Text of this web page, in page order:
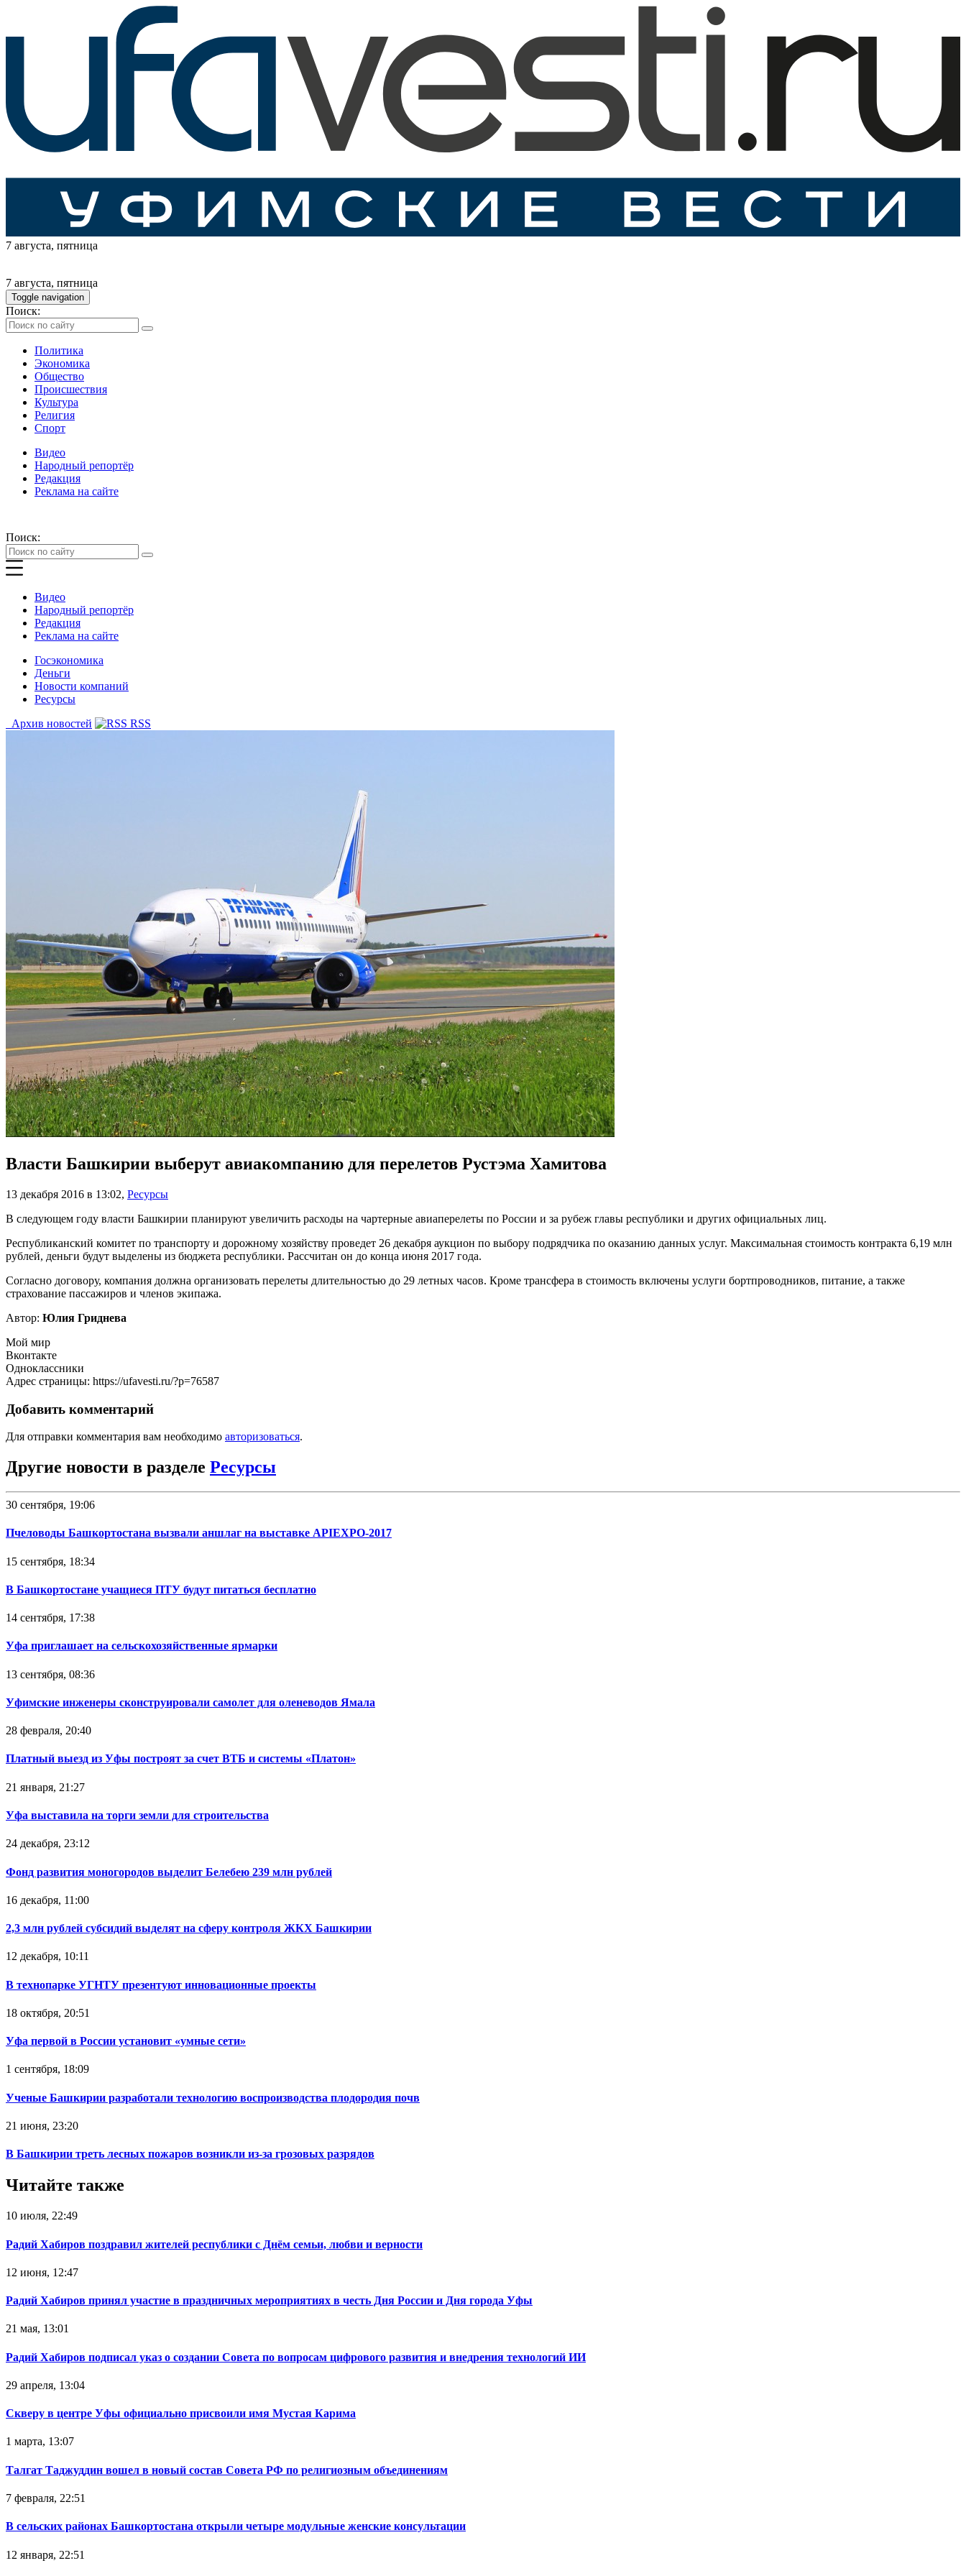
7 августа, пятница
7 августа, пятница
Toggle navigation
Поиск:
Политика
Экономика
Общество
Происшествия
Культура
Религия
Спорт
Видео
Народный репортёр
Редакция
Реклама на сайте
Поиск:
Видео
Народный репортёр
Редакция
Реклама на сайте
Госэкономика
Деньги
Новости компаний
Ресурсы
Архив новостей
RSS
Власти Башкирии выберут авиакомпанию для перелетов Рустэма Хамитова
13 декабря 2016 в 13:02, Ресурсы
В следующем году власти Башкирии планируют увеличить расходы на чартерные авиаперелеты по России и за рубеж главы республики и других официальных лиц.
Республиканский комитет по транспорту и дорожному хозяйству проведет 26 декабря аукцион по выбору подрядчика по оказанию данных услуг. Максимальная стоимость контракта 6,19 млн
рублей, деньги будут выделены из бюджета республики. Рассчитан он до конца июня 2017 года.
Согласно договору, компания должна организовать перелеты длительностью до 29 летных часов. Кроме трансфера в стоимость включены услуги бортпроводников, питание, а также
страхование пассажиров и членов экипажа.
Автор: Юлия Гриднева
Мой мир
Вконтакте
Одноклассники
Адрес страницы: https://ufavesti.ru/?p=76587
Добавить комментарий
Для отправки комментария вам необходимо авторизоваться.
Другие новости в разделе Ресурсы
30 сентября, 19:06
Пчеловоды Башкортостана вызвали аншлаг на выставке APIEXPO-2017
15 сентября, 18:34
В Башкортостане учащиеся ПТУ будут питаться бесплатно
14 сентября, 17:38
Уфа приглашает на сельскохозяйственные ярмарки
13 сентября, 08:36
Уфимские инженеры сконструировали самолет для оленеводов Ямала
28 февраля, 20:40
Платный выезд из Уфы построят за счет ВТБ и системы «Платон»
21 января, 21:27
Уфа выставила на торги земли для строительства
24 декабря, 23:12
Фонд развития моногородов выделит Белебею 239 млн рублей
16 декабря, 11:00
2,3 млн рублей субсидий выделят на сферу контроля ЖКХ Башкирии
12 декабря, 10:11
В технопарке УГНТУ презентуют инновационные проекты
18 октября, 20:51
Уфа первой в России установит «умные сети»
1 сентября, 18:09
Ученые Башкирии разработали технологию воспроизводства плодородия почв
21 июня, 23:20
В Башкирии треть лесных пожаров возникли из-за грозовых разрядов
Читайте также
10 июля, 22:49
Радий Хабиров поздравил жителей республики с Днём семьи, любви и верности
12 июня, 12:47
Радий Хабиров принял участие в праздничных мероприятиях в честь Дня России и Дня города Уфы
21 мая, 13:01
Радий Хабиров подписал указ о создании Совета по вопросам цифрового развития и внедрения технологий ИИ
29 апреля, 13:04
Скверу в центре Уфы официально присвоили имя Мустая Карима
1 марта, 13:07
Талгат Таджуддин вошел в новый состав Совета РФ по религиозным объединениям
7 февраля, 22:51
В сельских районах Башкортостана открыли четыре модульные женские консультации
12 января, 22:51